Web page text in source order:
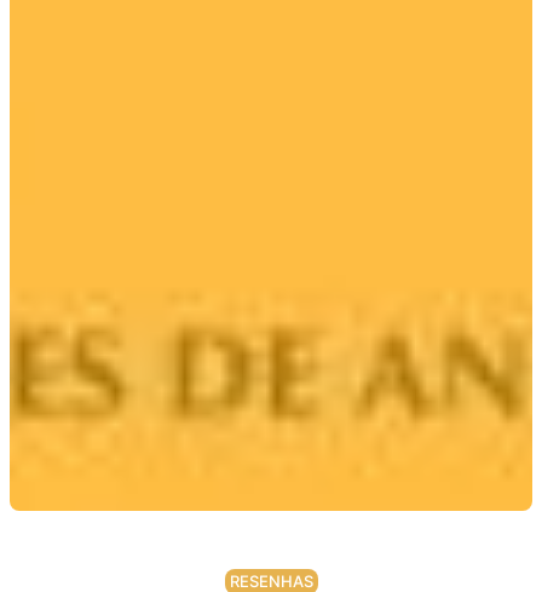
RESENHAS